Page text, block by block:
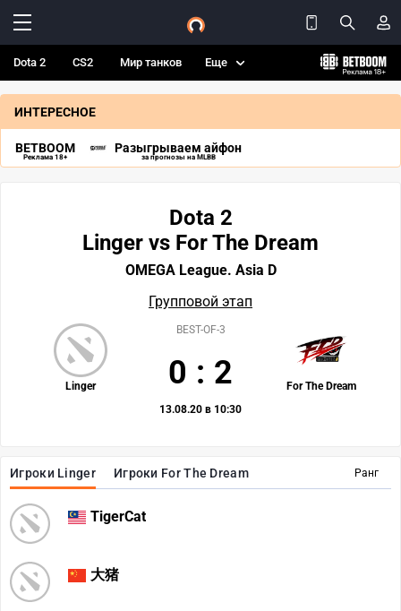
Dota 2 CS2 Мир танков Еще
ИНТЕРЕСНОЕ
BETBOOM
Реклама 18+
Разыгрываем айфон
за прогнозы на MLBB
Ранг
Игроки Linger Игроки For The Dream
TigerCat
大猪
Dota 2
Linger vs For The Dream
OMEGA League. Asia D
Групповой этап
Linger For The Dream
BEST-OF-3
0 : 2
13.08.20 в 10:30